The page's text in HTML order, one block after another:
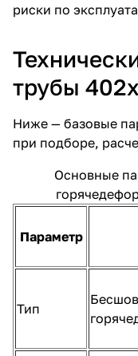
риски по
трубы
Ниже — базовые
при подборе,
Основные
Параметр
Тип